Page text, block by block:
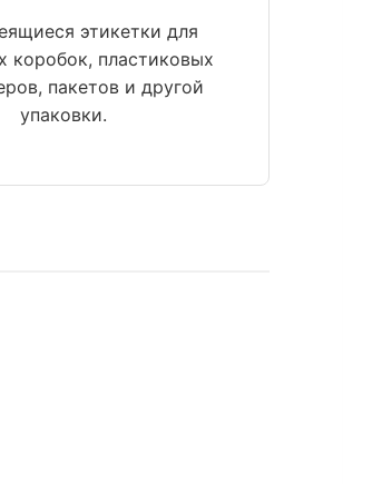
этикетки для
коробок, пластиковых
пакетов и другой
упаковки.